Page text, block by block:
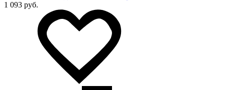
1 093 руб.